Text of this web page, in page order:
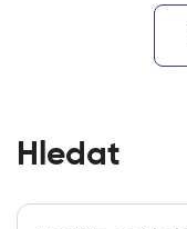
Hledat